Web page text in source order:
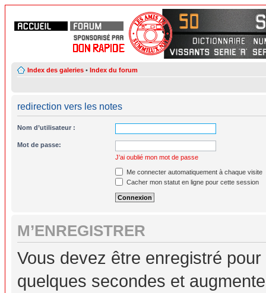
Index des galeries • Index du forum
redirection vers les notes
Nom d’utilisateur :
Mot de passe:
J’ai oublié mon mot de passe
Me connecter automatiquement à chaque visite
Cacher mon statut en ligne pour cette session
M’ENREGISTRER
Vous devez être enregistré
quelques secondes et